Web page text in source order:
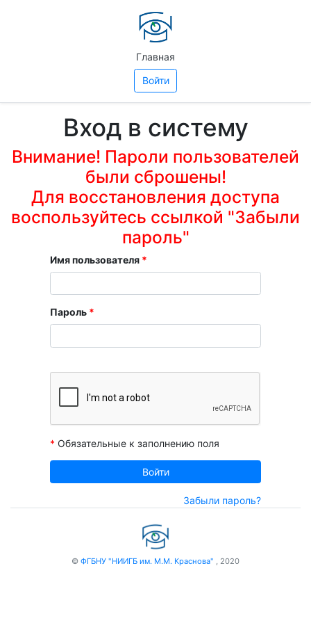
Главная
Войти
Вход в систему
Внимание! Пароли пользователей
были сброшены!
Для восстановления доступа
воспользуйтесь ссылкой "Забыли
пароль"
Имя пользователя *
Пароль *
* Обязательные к заполнению поля
Войти
Забыли пароль?
© ФГБНУ "НИИГБ им. М.М. Краснова" , 2020